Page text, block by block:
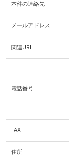
本件の連絡先
メールアドレス
関連URL
電話番号
FAX
住所